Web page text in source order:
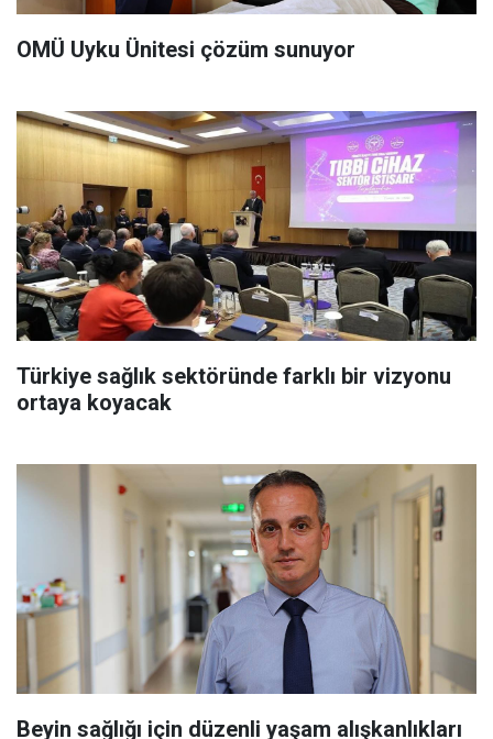
OMÜ Uyku Ünitesi çözüm sunuyor
Türkiye sağlık sektöründe farklı bir vizyonu
ortaya koyacak
Beyin sağlığı için düzenli yaşam alışkanlıkları